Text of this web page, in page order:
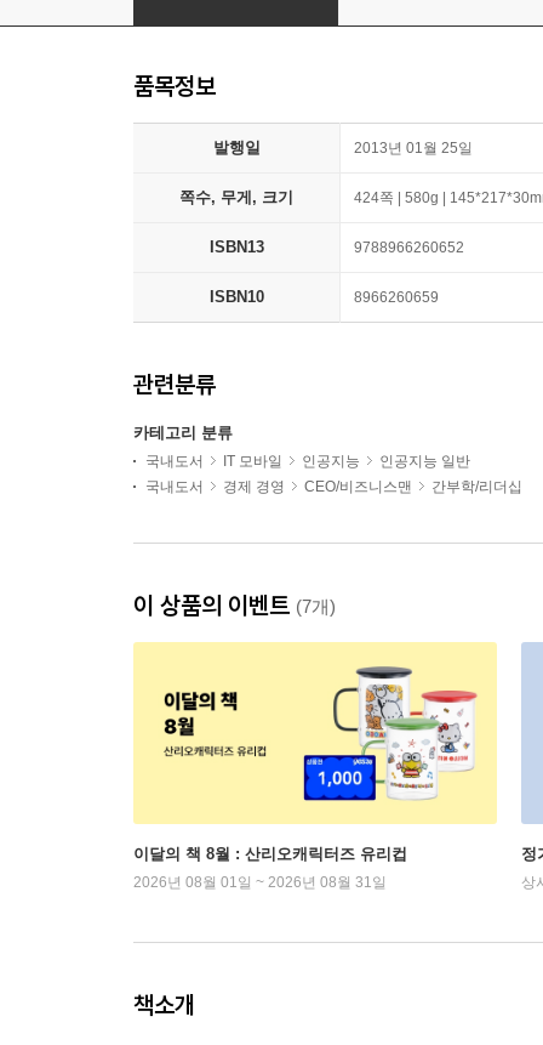
품목정보
발행일 2013년 01월 25일
쪽수, 무게, 크기 424쪽 | 580g |
ISBN13 9788966260652
ISBN10 8966260659
관련분류
카테고리 분류
국내도서 IT 모바일 인공지능
인공지능 일반
국내도서
경제 경영 CEO/비즈니스맨 간부학/리더십
이 상품의 이벤트 (7개)
이달의 책 8월 : 산리오캐릭터즈 유리컵
2026년 08월 01일 ~ 2026년 08월 31일
정
상
책소개